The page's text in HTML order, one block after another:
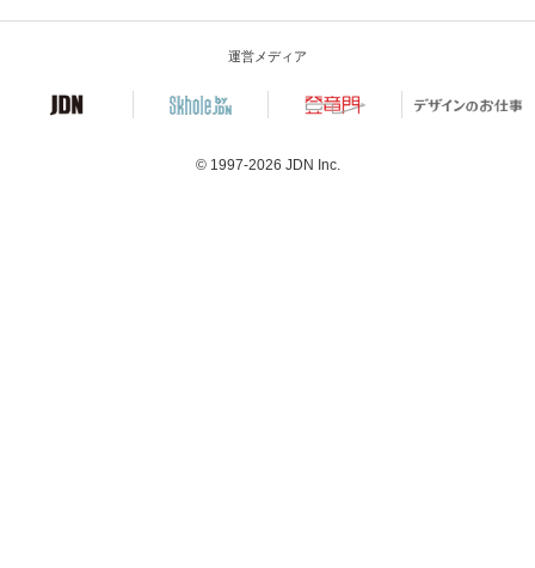
運営メディア
© 1997-2026 JDN Inc.